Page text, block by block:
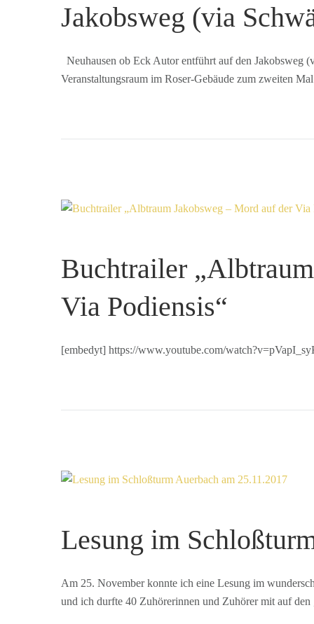
Jakobsweg (via
Neuhausen ob Eck Autor entführt auf den Jakobsweg
Veranstaltungsraum im Roser-Gebäude zum zweiten
Buchtrailer
Via Podiensis“
[embedyt] https://www.youtube.com/
Lesung im
Am 25. November konnte ich eine Lesung im
und ich durfte 40 Zuhörerinnen und Zuhörer mit auf